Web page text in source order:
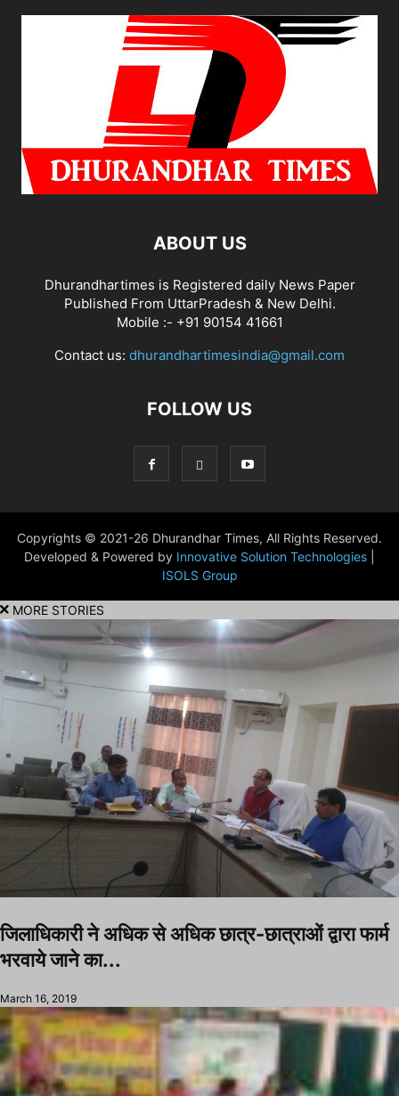
ABOUT US
Dhurandhartimes is Registered daily News Paper
Published From UttarPradesh & New Delhi.
Mobile :- +91 90154 41661
Contact us: dhurandhartimesindia@gmail.com
FOLLOW US
Copyrights © 2021-26 Dhurandhar Times, All Rights Reserved.
Developed & Powered by Innovative Solution Technologies
ISOLS Group
MORE STORIES
जिलाधिकारी ने अधिक से अधिक छात्र-छात्राओं द्वारा फार्म
भरवाये जाने का...
March 16, 2019